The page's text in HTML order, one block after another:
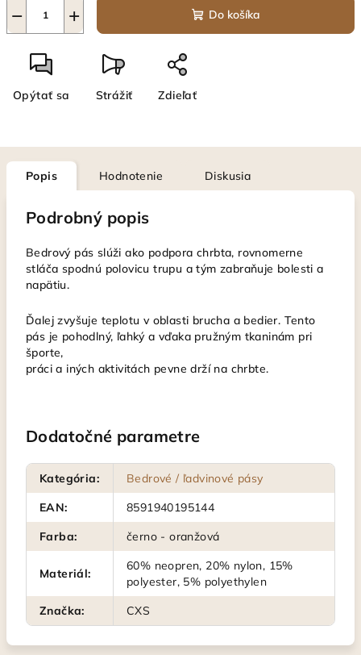
+
− Do košíka
Opýtať sa Strážiť Zdieľať
Popis Hodnotenie Diskusia
Podrobný popis
Bedrový pás slúži ako podpora chrbta, rovnomerne
stláča spodnú polovicu trupu a tým zabraňuje bolesti a
napätiu.
Ďalej zvyšuje teplotu v oblasti brucha a bedier. Tento
pás je pohodlný, ľahký a vďaka pružným tkaninám pri
športe,
práci a iných aktivitách pevne drží na chrbte.
Dodatočné parametre
Kategória:
Bedrové / ľadvinové pásy
EAN:
8591940195144
Farba: černo - oranžová
Materiál:
60% neopren, 20% nylon, 15%
polyester, 5% polyethylen
Značka: CXS